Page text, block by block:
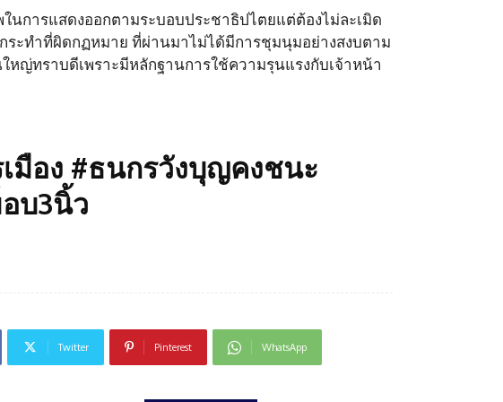
นการแสดงออกตามระบอบประชาธิปไตยแต่ต้องไม่ละเมิด
ระทำที่ผิดกฏหมาย ที่ผ่านมาไม่ได้มีการชุมนุมอย่างสงบตาม
ญ่ทราบดีเพราะมีหลักฐานการใช้ความรุนแรงกับเจ้าหน้า
มือง #ธนกรวังบุญคงชนะ
บ3นิ้ว
Twitter Pinterest WhatsApp